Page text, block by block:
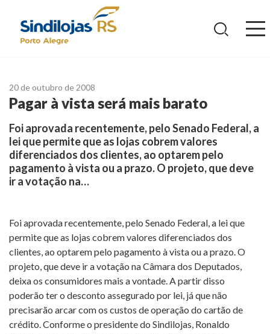
20 de outubro de 2008
Pagar à vista será mais barato
Foi aprovada recentemente, pelo Senado Federal, a
lei que permite que as lojas cobrem valores
diferenciados dos clientes, ao optarem pelo
pagamento à vista ou a prazo. O projeto, que deve
ir a votação na…
Foi aprovada recentemente, pelo Senado Federal, a lei que
permite que as lojas cobrem valores diferenciados dos
clientes, ao optarem pelo pagamento à vista ou a prazo. O
projeto, que deve ir a votação na Câmara dos Deputados,
deixa os consumidores mais a vontade. A partir disso
poderão ter o desconto assegurado por lei, já que não
precisarão arcar com os custos de operação do cartão de
crédito. Conforme o presidente do Sindilojas, Ronaldo